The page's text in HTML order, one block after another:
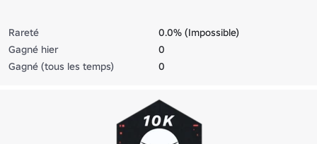
Rareté
0.0% (Impossible)
Gagné hier
0
Gagné (tous les temps)
0